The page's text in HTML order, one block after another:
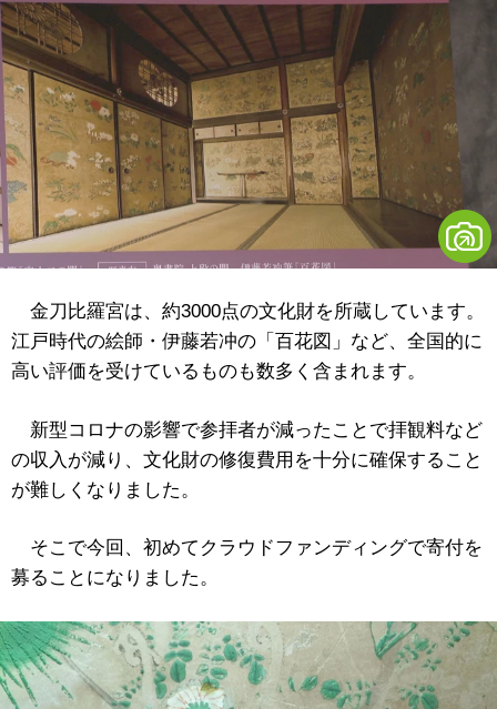
金刀比羅宮は、約3000点の文化財を所蔵しています。
江戸時代の絵師・伊藤若冲の「百花図」など、全国的に
高い評価を受けているものも数多く含まれます。
新型コロナの影響で参拝者が減ったことで拝観料など
の収入が減り、文化財の修復費用を十分に確保すること
が難しくなりました。
そこで今回、初めてクラウドファンディングで寄付を
募ることになりました。